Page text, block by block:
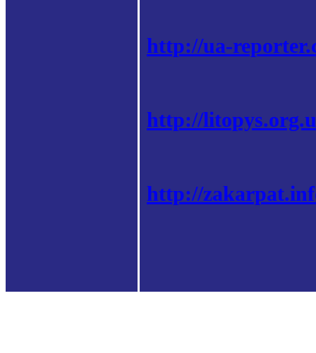
http://ua-
http://
http://